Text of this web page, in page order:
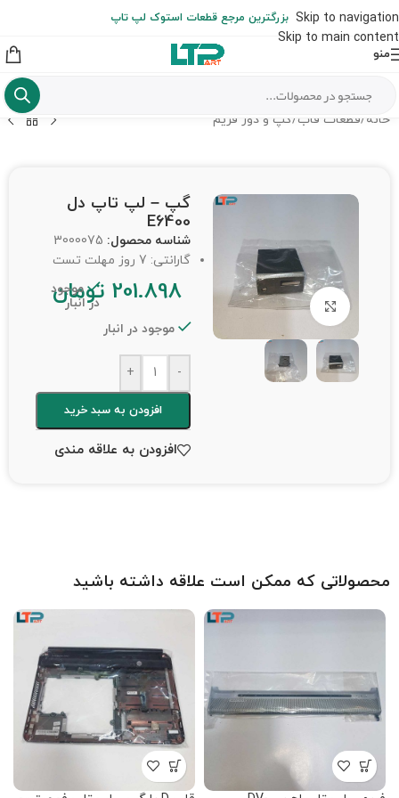
Skip to navigation
Skip to main content
از شهرستان به عهده مشتری است)
بزرگترین مرجع قطعات استوک لپ تاپ
منو
خانه /قطعات قاب/گپ و دور فریم
برای بزرگنمایی کلیک کنید
گپ – لپ تاپ دل
E6400
شناسه محصول: 3000075
گارانتی: 7 روز مهلت تست
201.898 تومان
موجود
در انبار
موجود در انبار
-
+
افزودن به سبد خرید
افزودن به علاقه مندی
محصولاتی که ممکن است علاقه داشته باشید